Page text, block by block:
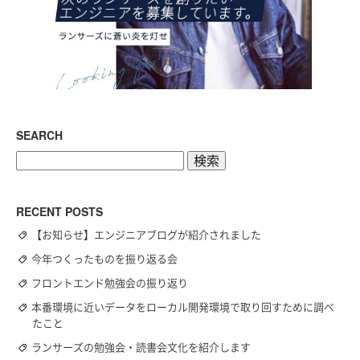
SEARCH
RECENT POSTS
【お知らせ】エンジニアブログが紹介されました
今年つくったものを振り返る会
フロントエンド勉強会の振り返り
本番環境に近いデータをローカル開発環境で取り回すために調べ
たこと
ランサーズの勉強会・読書会文化を紹介します